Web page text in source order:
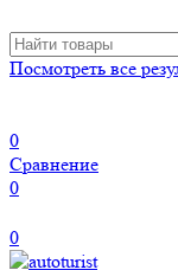
Посмотреть все
0
Сравнение
0
0